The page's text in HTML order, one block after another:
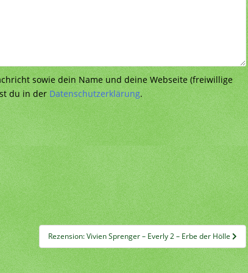
sowie dein Name und deine Webseite (freiwillige
du in derDatenschutzerklärung.
Rezension: Vivien Sprenger – Everly 2 – Erbe der Hölle